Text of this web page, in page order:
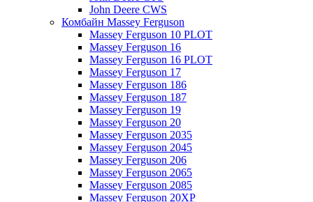
John Deere CWS
Комбайн Massey Ferguson
Massey Ferguson 10 PLOT
Massey Ferguson 16
Massey Ferguson 16 PLOT
Massey Ferguson 17
Massey Ferguson 186
Massey Ferguson 187
Massey Ferguson 19
Massey Ferguson 20
Massey Ferguson 2035
Massey Ferguson 2045
Massey Ferguson 206
Massey Ferguson 2065
Massey Ferguson 2085
Massey Ferguson 20XP